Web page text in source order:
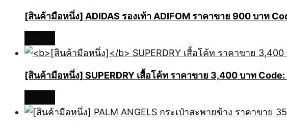
[สินค้ามือหนึ่ง] ADIDAS รองเท้า ADIFOM ราคาขาย 900 บาท
[สินค้ามือหนึ่ง] SUPERDRY เสื้อโค้ท ราคาขาย 3,400 บาท